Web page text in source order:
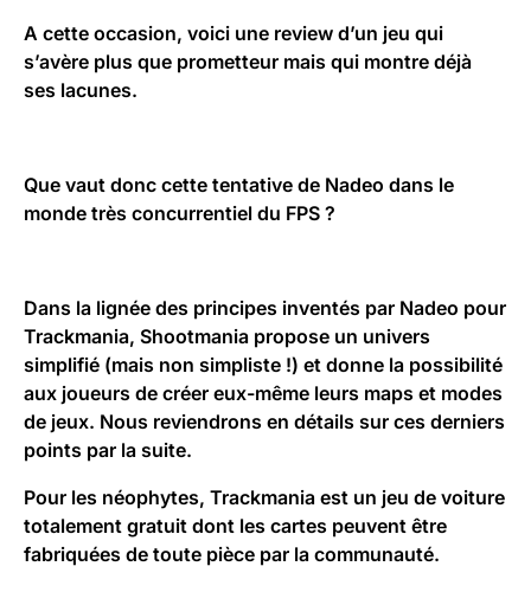
A cette occasion, voici une review d’un jeu qui
s’avère plus que prometteur mais qui montre déjà
ses lacunes.
Que vaut donc cette tentative de Nadeo dans le
monde très concurrentiel du FPS ?
Dans la lignée des principes inventés par Nadeo pour
Trackmania, Shootmania propose un univers
simplifié (mais non simpliste !) et donne la possibilité
aux joueurs de créer eux-même leurs maps et modes
de jeux. Nous reviendrons en détails sur ces derniers
points par la suite.
Pour les néophytes, Trackmania est un jeu de voiture
totalement gratuit dont les cartes peuvent être
fabriquées de toute pièce par la communauté.